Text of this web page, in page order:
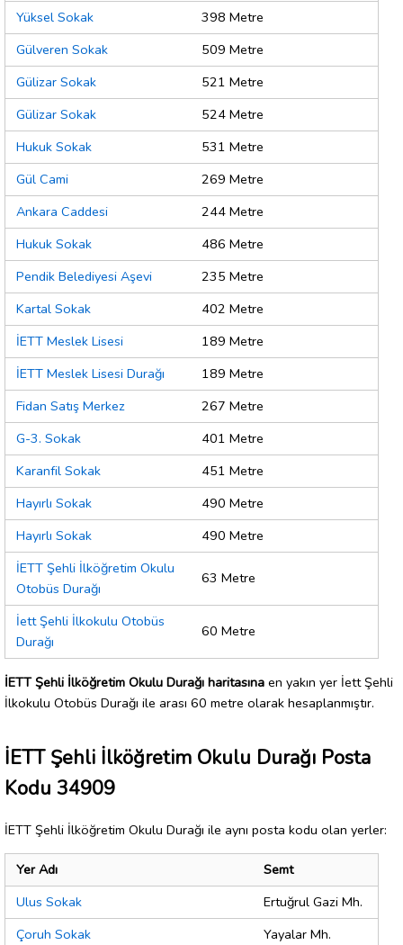
Yüksel Sokak
398 Metre
Gülveren Sokak
509 Metre
Gülizar Sokak
521 Metre
Gülizar Sokak
524 Metre
Hukuk Sokak
531 Metre
Gül Cami
269 Metre
Ankara Caddesi
244 Metre
Hukuk Sokak
486 Metre
Pendik Belediyesi Aşevi
235 Metre
Kartal Sokak
402 Metre
İETT Meslek Lisesi
189 Metre
İETT Meslek Lisesi Durağı
189 Metre
Fidan Satış Merkez
267 Metre
G-3. Sokak
401 Metre
Karanfil Sokak
451 Metre
Hayırlı Sokak
490 Metre
Hayırlı Sokak
490 Metre
İETT Şehli İlköğretim Okulu
Otobüs Durağı
63 Metre
İett Şehli İlkokulu Otobüs
Durağı
60 Metre
İETT Şehli İlköğretim Okulu Durağı haritasına en yakın yer İett Şehli
İlkokulu Otobüs Durağı ile arası 60 metre olarak hesaplanmıştır.
İETT Şehli İlköğretim Okulu Durağı Posta
Kodu 34909
İETT Şehli İlköğretim Okulu Durağı ile aynı posta kodu olan yerler:
Yer Adı
Semt
Ulus Sokak
Ertuğrul Gazi Mh.
Çoruh Sokak
Yayalar Mh.